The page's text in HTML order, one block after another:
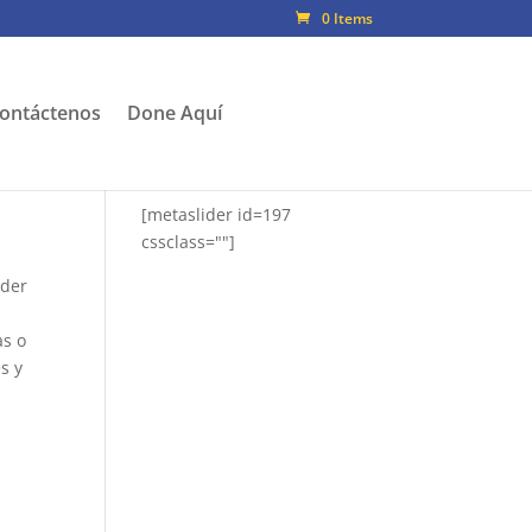
0 Items
Done Aquí
o
y
[metaslider id=197
cssclass=""]